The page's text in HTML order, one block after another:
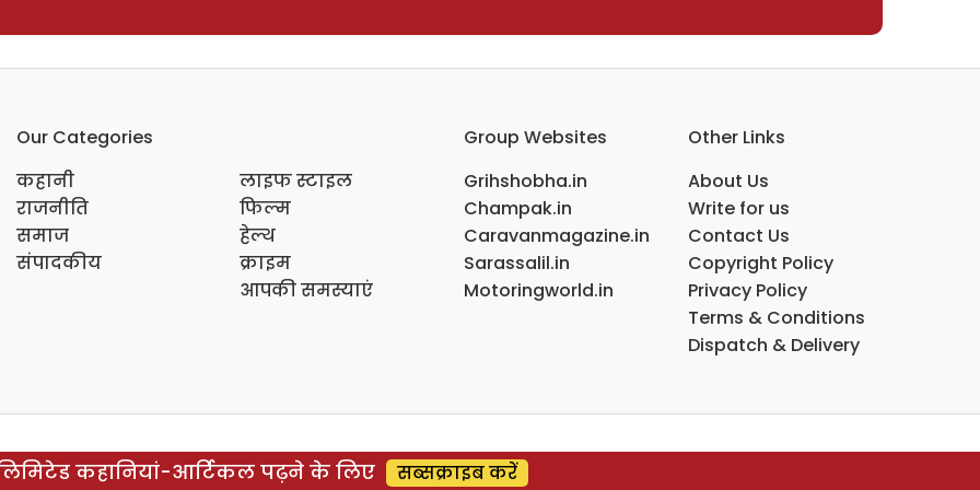
Our Categories
कहानी
राजनीति
समाज
संपादकीय
लाइफ स्टाइल
फिल्म
हेल्थ
क्राइम
आपकी समस्याएं
Group Websites
Grihshobha.in
Champak.in
Caravanmagazine.in
Sarassalil.in
Motoringworld.in
Other Links
About Us
Write for us
Contact Us
Copyright Policy
Privacy Policy
Terms & Conditions
Dispatch & Delivery
कहानियां-आर्टिकल पढ़ने के लिए सब्सक्राइब करें